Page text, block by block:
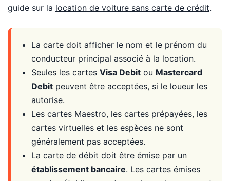
guide sur la location de voiture sans carte de crédit.
La carte doit afficher le nom et le prénom du
conducteur principal associé à la location.
Seules les cartes Visa Debit ou Mastercard
Debit peuvent être acceptées, si le loueur les
autorise.
Les cartes Maestro, les cartes prépayées, les
cartes virtuelles et les espèces ne sont
généralement pas acceptées.
La carte de débit doit être émise par un
établissement bancaire. Les cartes émises